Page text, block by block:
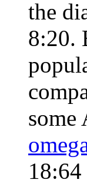
the
8:20.
some